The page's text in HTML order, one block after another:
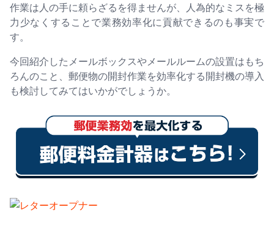
作業は人の手に頼らざるを得ませんが、人為的なミスを極
力少なくすることで業務効率化に貢献できるのも事実で
す。
今回紹介したメールボックスやメールルームの設置はもち
ろんのこと、郵便物の開封作業を効率化する開封機の導入
も検討してみてはいかがでしょうか。